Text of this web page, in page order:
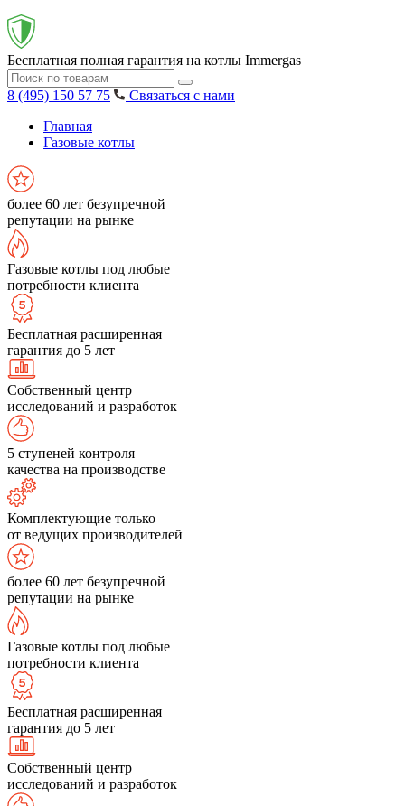
Бесплатная полная гарантия на котлы Immergas
8 (495) 150 57 75
Связаться с нами
Главная
Газовые котлы
более 60 лет безупречной
репутации на рынке
Газовые котлы под любые
потребности клиента
Бесплатная расширенная
гарантия до 5 лет
Собственный центр
исследований и разработок
5 ступеней контроля
качества на производстве
Комплектующие только
от ведущих производителей
более 60 лет безупречной
репутации на рынке
Газовые котлы под любые
потребности клиента
Бесплатная расширенная
гарантия до 5 лет
Собственный центр
исследований и разработок